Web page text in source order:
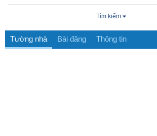
Tìm kiếm
Tường nhà Bài đăng Thông tin